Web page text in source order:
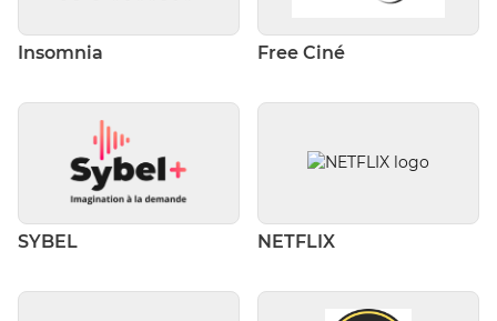
Insomnia Free Ciné
SYBEL NETFLIX